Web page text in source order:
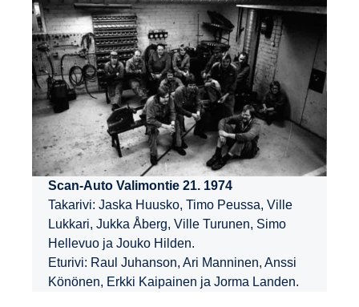
Scan-Auto Valimontie 21. 1974
Takarivi: Jaska Huusko, Timo Peussa, Ville
Lukkari, Jukka Åberg, Ville Turunen, Simo
Hellevuo ja Jouko Hilden.
Eturivi: Raul Juhanson, Ari Manninen, Anssi
Könönen, Erkki Kaipainen ja Jorma Landen.